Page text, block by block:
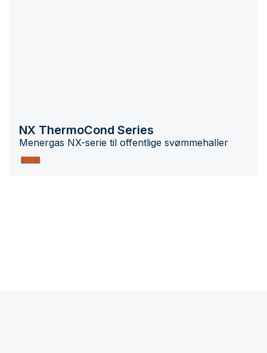
NX ThermoCond Series
Menergas NX-serie til offentlige svømmehaller